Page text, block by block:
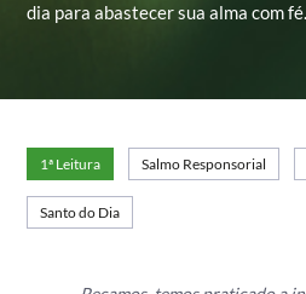
dia para abastecer sua alma com fé.
1ª Leitura Salmo Responsorial
Santo do Dia